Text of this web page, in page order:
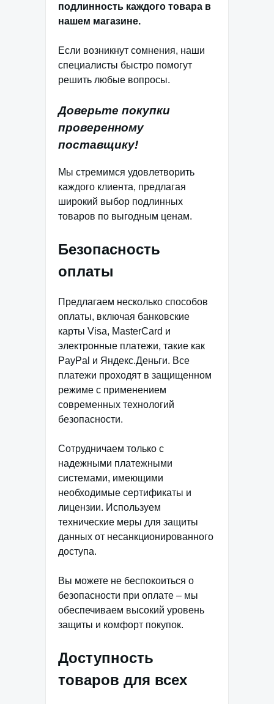
подлинность каждого товара в
нашем магазине.
Если возникнут сомнения, наши
специалисты быстро помогут
решить любые вопросы.
Доверьте покупки
проверенному
поставщику!
Мы стремимся удовлетворить
каждого клиента, предлагая
широкий выбор подлинных
товаров по выгодным ценам.
Безопасность
оплаты
Предлагаем несколько способов
оплаты, включая банковские
карты Visa, MasterCard и
электронные платежи, такие как
PayPal и Яндекс.Деньги. Все
платежи проходят в защищенном
режиме с применением
современных технологий
безопасности.
Сотрудничаем только с
надежными платежными
системами, имеющими
необходимые сертификаты и
лицензии. Используем
технические меры для защиты
данных от несанкционированного
доступа.
Вы можете не беспокоиться о
безопасности при оплате – мы
обеспечиваем высокий уровень
защиты и комфорт покупок.
Доступность
товаров для всех